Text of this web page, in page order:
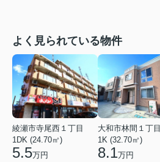
よく見られている物件
綾瀬市寺尾西１丁目
1DK (24.70㎡)
5.5万円
大和市林間１丁目
1K (32.70㎡)
8.1万円